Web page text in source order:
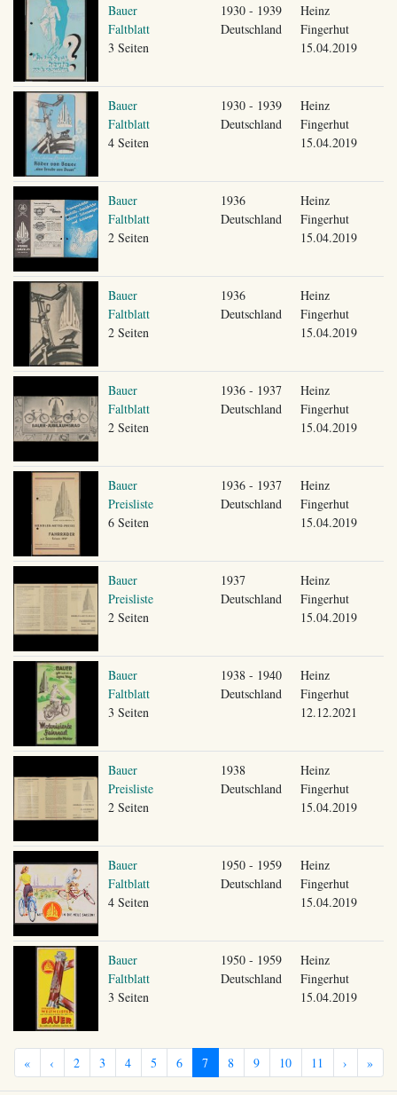
Bauer
Faltblatt
3 Seiten
1930 - 1939
Deutschland
Heinz
Fingerhut
15.04.2019
Bauer
Faltblatt
4 Seiten
1930 - 1939
Deutschland
Heinz
Fingerhut
15.04.2019
Bauer
Faltblatt
2 Seiten
1936
Deutschland
Heinz
Fingerhut
15.04.2019
Bauer
Faltblatt
2 Seiten
1936
Deutschland
Heinz
Fingerhut
15.04.2019
Bauer
Faltblatt
2 Seiten
1936 - 1937
Deutschland
Heinz
Fingerhut
15.04.2019
Bauer
Preisliste
6 Seiten
1936 - 1937
Deutschland
Heinz
Fingerhut
15.04.2019
Bauer
Preisliste
2 Seiten
1937
Deutschland
Heinz
Fingerhut
15.04.2019
Bauer
Faltblatt
3 Seiten
1938 - 1940
Deutschland
Heinz
Fingerhut
12.12.2021
Bauer
Preisliste
2 Seiten
1938
Deutschland
Heinz
Fingerhut
15.04.2019
Bauer
Faltblatt
4 Seiten
1950 - 1959
Deutschland
Heinz
Fingerhut
15.04.2019
Bauer
Faltblatt
3 Seiten
1950 - 1959
Deutschland
Heinz
Fingerhut
15.04.2019
« ‹ 2 3 4 5 6 7 8 9 10 11 › »